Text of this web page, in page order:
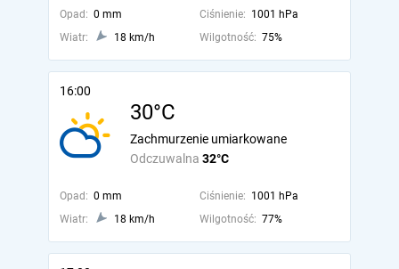
Opad: 0 mm Ciśnienie: 1001 hPa
Wiatr:
18 km/h Wilgotność: 75%
16:00
30°C
Odczuwalna 32°C
Zachmurzenie umiarkowane
Opad: 0 mm Ciśnienie: 1001 hPa
Wiatr:
18 km/h Wilgotność: 77%